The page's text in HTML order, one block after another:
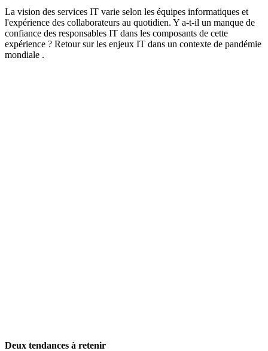
Email
La vision des services IT varie selon les équipes informatiques et
l'expérience des collaborateurs au quotidien. Y a-t-il un manque de
confiance des responsables IT dans les composants de cette
expérience ? Retour sur les enjeux IT dans un contexte de pandémie
mondiale .
Deux tendances à retenir